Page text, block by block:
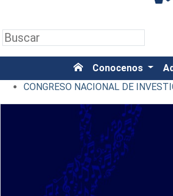
Conocenos
CONGRESO NACIONAL DE